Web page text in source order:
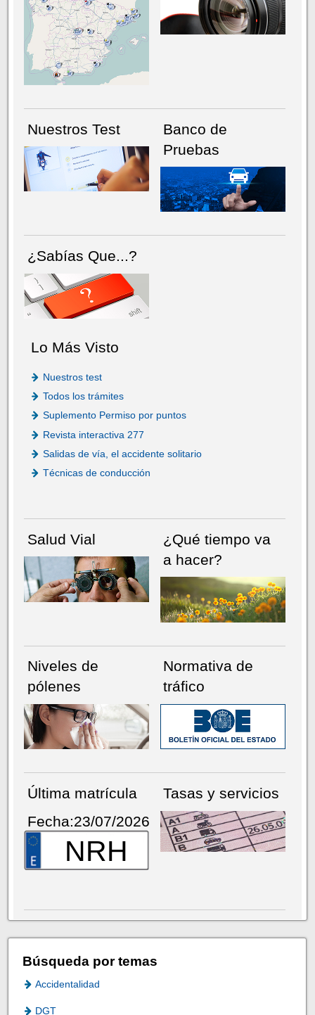
NÚMERO ACTUALHEMEROTECA
Nuestros Test
Banco de
Pruebas
¿Sabías Que...?
Lo Más Visto
Nuestros test
Todos los trámites
Suplemento Permiso por puntos
Revista interactiva 277
Salidas de vía, el accidente solitario
Técnicas de conducción
Salud Vial
¿Qué tiempo va
a hacer?
Niveles de
pólenes
Normativa de
tráfico
Última matrícula
Fecha:23/07/2026
NRH
Tasas y servicios
Búsqueda por temas
Accidentalidad
DGT